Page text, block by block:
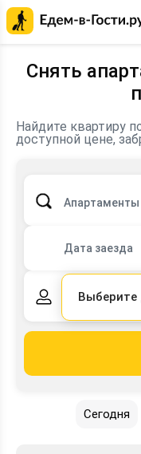
Снять
Найдите квартиру
доступной цене,
Дата заезда
2 взрослых,0
Сегодня
Выберите